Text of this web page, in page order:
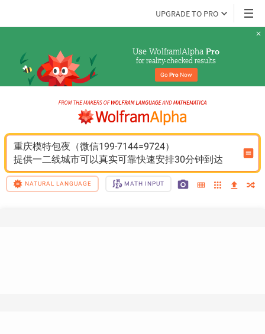
UPGRADE TO PRO
Use Wolfram|Alpha Pro
for reality-checked results
Go Pro Now
重庆模特包夜（微信199-7144=9724）
提供一二线城市可以真实可靠快速安排30分钟到达
NATURAL LANGUAGE MATH INPUT